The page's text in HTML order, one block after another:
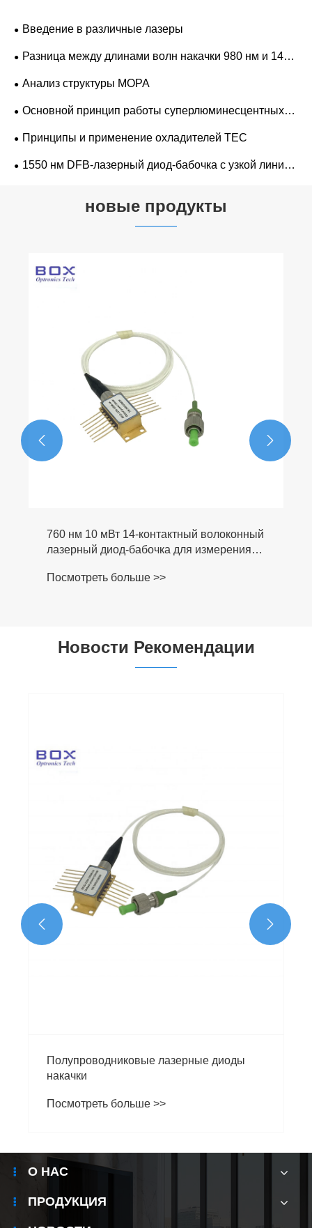
Введение в различные лазеры
Разница между длинами волн накачки 980 нм и 1480
нм
Анализ структуры MOPA
Основной принцип работы суперлюминесцентных
полупроводниковых светодиодных лазеров
Принципы и применение охладителей TEC
1550 нм DFB-лазерный диод-бабочка с узкой линией
новые продукты
760 нм 10 мВт 14-контактный волоконный
лазерный диод-бабочка для измерения
Посмотреть больше >>
 
Новости Рекомендации
Полупроводниковые лазерные диоды
накачки
Посмотреть больше >>
 
О НАС
ПРОДУКЦИЯ